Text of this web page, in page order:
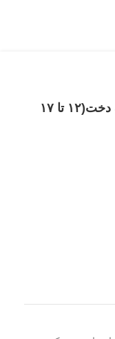
تونیک نوار دوزی دخترانه طرح ماه دخت(۱۲ تا ۱۷